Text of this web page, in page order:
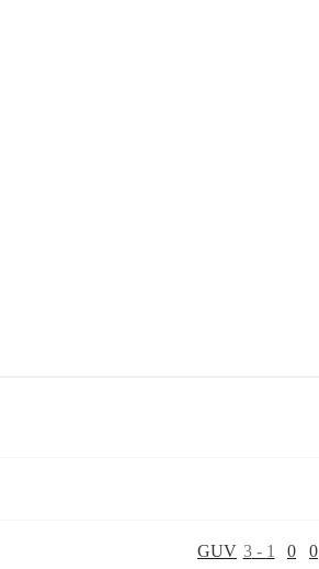
GUV 3- 1 0 0